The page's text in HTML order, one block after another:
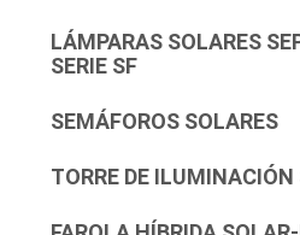
LÁMPARAS SOLARES
SERIE SF
SEMÁFOROS SOLARES
TORRE DE